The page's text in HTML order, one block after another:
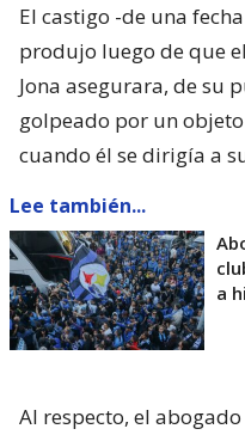
El castigo -de una
produjo luego de que
Jona asegurara, de su
golpeado por un
cuando él se dirigía a
Lee también...
a
Al respecto, el